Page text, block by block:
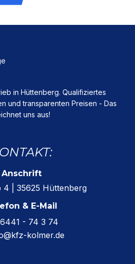
in Hüttenberg. Qualifiziertes
und transparenten Preisen - Das
uns aus!
Anschrift
| 35625 Hüttenberg
& E-Mail
- 74 3 74
kolmer.de